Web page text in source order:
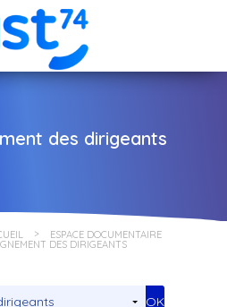
des dirigeants
ESPACE DOCUMENTAIRE
DES DIRIGEANTS